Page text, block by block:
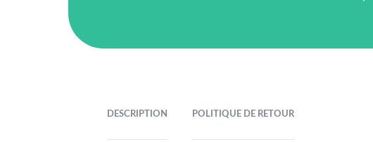
DESCRIPTION POLITIQUE DE RETOUR